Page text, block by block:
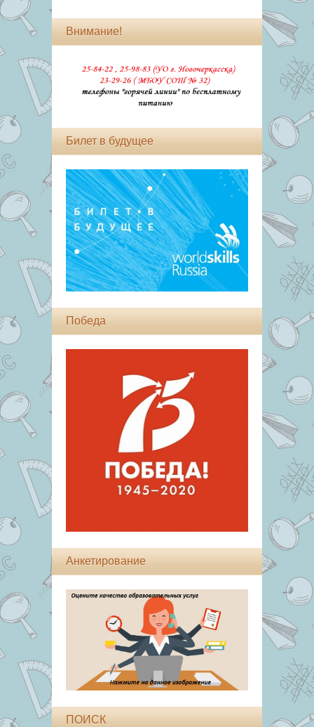
Внимание!
Билет в будущее
Победа
Анкетирование
ПОИСК